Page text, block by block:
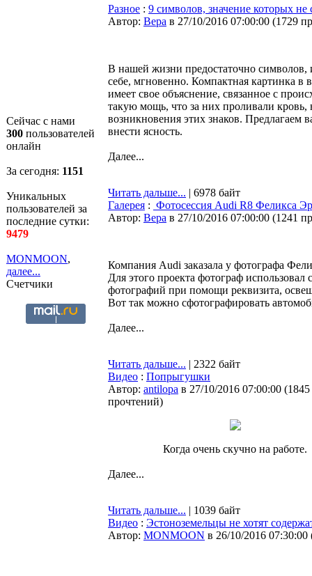
Сейчас с нами
300 пользователей
онлайн
За сегодня: 1151
Уникальных
пользователей за
последние сутки:
9479
MONMOON,
далее...
Счетчики
Разное : 9 символов, значение которых
Автор: Bepa в 27/10/2016 07:00:00 (1729
В нашей жизни предостаточно
себе, мгновенно. Компактная картинка в
имеет свое объяснение, связанное с
такую мощь, что за них проливали
возникновения этих знаков. Предлагаем
внести ясность.
Далее...
Читать дальше... | 6978 байт
Галерея : Фотосессия Audi R8 Феликса
Автор: Bepa в 27/10/2016 07:00:00 (1241
Компания Audi заказала у фотографа
Для этого проекта фотограф
фотографий при помощи реквизита,
Вот так можно сфотографировать
Далее...
Читать дальше... | 2322 байт
Видео : Попрыгушки
Автор: antilopa в 27/10/2016 07:00:00 (1845
прочтений)
Когда очень скучно на работе.
Далее...
Читать дальше... | 1039 байт
Видео : Эстоноземельцы не хотят
Автор: MONMOON в 26/10/2016 07:30:00